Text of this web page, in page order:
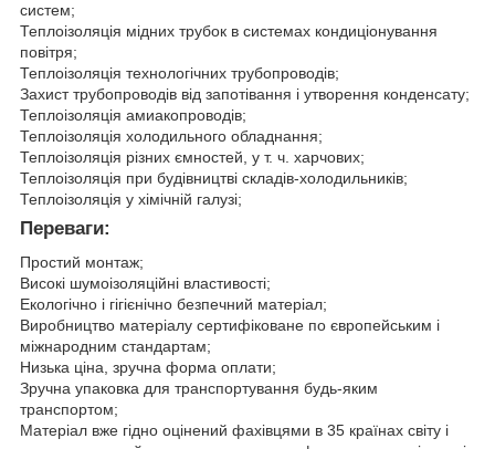
систем;
Теплоізоляція мідних трубок в системах кондиціонування
повітря;
Теплоізоляція технологічних трубопроводів;
Захист трубопроводів від запотівання і утворення конденсату;
Теплоізоляція амиакопроводів;
Теплоізоляція холодильного обладнання;
Теплоізоляція різних ємностей, у т. ч. харчових;
Теплоізоляція при будівництві складів-холодильників;
Теплоізоляція у хімічній галузі;
Переваги:
Простий монтаж;
Високі шумоізоляційні властивості;
Екологічно і гігієнічно безпечний матеріал;
Виробництво матеріалу сертифіковане по європейським і
міжнародним стандартам;
Низька ціна, зручна форма оплати;
Зручна упаковка для транспортування будь-яким
транспортом;
Матеріал вже гідно оцінений фахівцями в 35 країнах світу і